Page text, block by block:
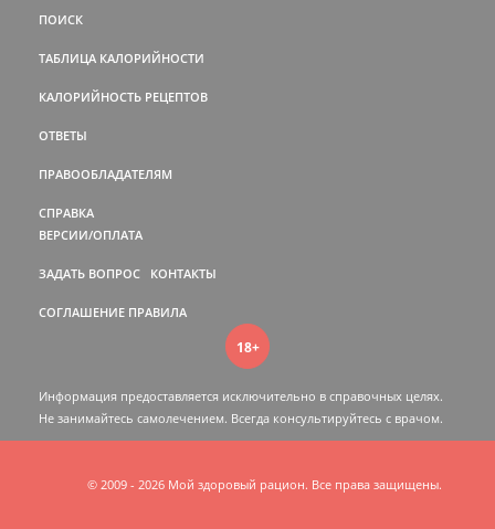
ПОИСК
ТАБЛИЦА КАЛОРИЙНОСТИ
КАЛОРИЙНОСТЬ РЕЦЕПТОВ
ОТВЕТЫ
ПРАВООБЛАДАТЕЛЯМ
СПРАВКА
ВЕРСИИ/ОПЛАТА
ЗАДАТЬ ВОПРОС КОНТАКТЫ
СОГЛАШЕНИЕ ПРАВИЛА
18+
Информация предоставляется исключительно в справочных целях.
Не занимайтесь самолечением. Всегда консультируйтесь c врачом.
© 2009 - 2026 Мой здоровый рацион. Все права защищены.